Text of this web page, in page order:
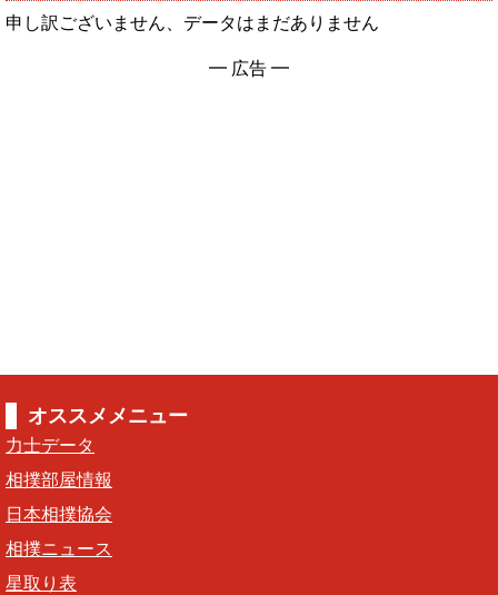
申し訳ございません、データはまだありません
━ 広告 ━
オススメメニュー
力士データ
相撲部屋情報
日本相撲協会
相撲ニュース
星取り表